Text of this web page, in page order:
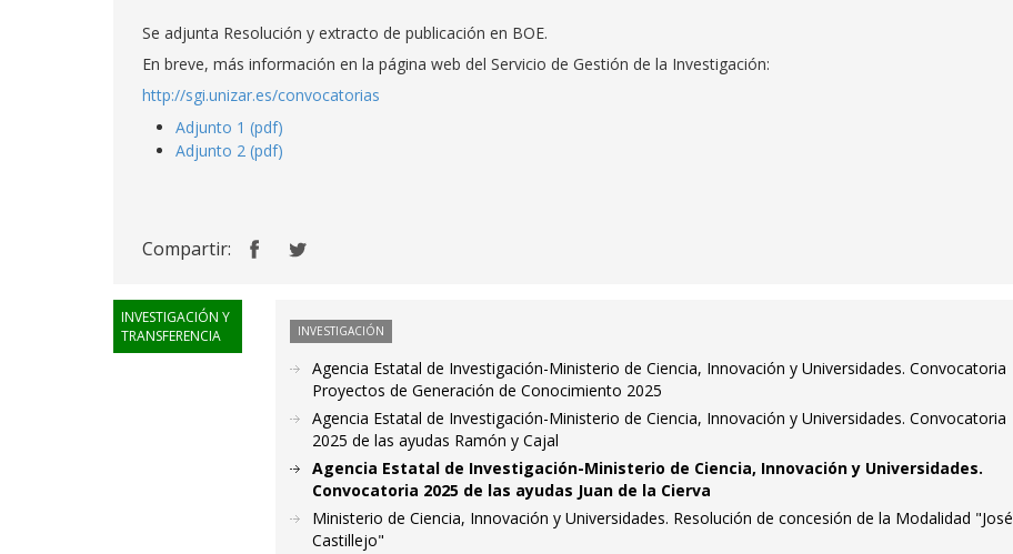
Se adjunta Resolución y extracto de publicación en BOE.
En breve, más información en la página web del Servicio de Gestión de la Investigación:
http://sgi.unizar.es/convocatorias
Adjunto 1 (pdf)
Adjunto 2 (pdf)
Compartir:
INVESTIGACIÓN Y
TRANSFERENCIA
INVESTIGACIÓN
Agencia Estatal de Investigación-Ministerio de Ciencia, Innovación y Universidades. Convocatoria
Proyectos de Generación de Conocimiento 2025
Agencia Estatal de Investigación-Ministerio de Ciencia, Innovación y Universidades. Convocatoria
2025 de las ayudas Ramón y Cajal
Agencia Estatal de Investigación-Ministerio de Ciencia, Innovación y Universidades.
Convocatoria 2025 de las ayudas Juan de la Cierva
Ministerio de Ciencia, Innovación y Universidades. Resolución de concesión de la Modalidad "José
Castillejo"